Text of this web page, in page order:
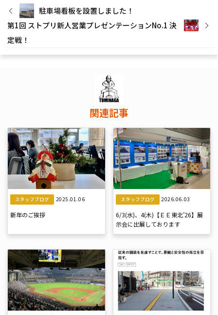
駐車場看板を設置しました！
第1回 ストプリ新人営業プレゼンテーションNo.1 決
定戦！
関連記事
スタッフブログ 2025.01.06
新年のご挨拶
スタッフブログ 2026.06.03
6/3(水)、4(木)【ＥＥ東北’26】展
示会に出展しております